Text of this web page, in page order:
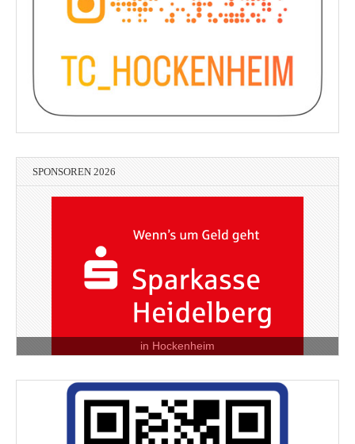
SPONSOREN 2026
in Hockenheim